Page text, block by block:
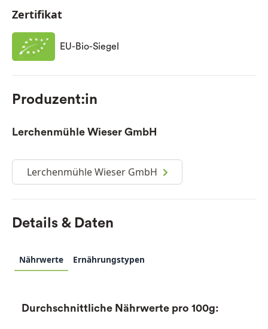
Zertifikat
EU-Bio-Siegel
Produzent:in
Lerchenmühle Wieser GmbH
Lerchenmühle Wieser GmbH
Details & Daten
Nährwerte Ernährungstypen
Durchschnittliche Nährwerte pro 100g: